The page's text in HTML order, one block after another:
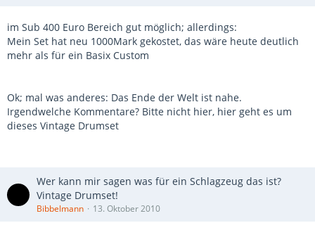
im Sub 400 Euro Bereich gut möglich; allerdings:
Mein Set hat neu 1000Mark gekostet, das wäre heute deutlich
mehr als für ein Basix Custom
Ok; mal was anderes: Das Ende der Welt ist nahe.
Irgendwelche Kommentare? Bitte nicht hier, hier geht es um
dieses Vintage Drumset
Wer kann mir sagen was für ein Schlagzeug das ist?
Vintage Drumset!
Bibbelmann 13. Oktober 2010